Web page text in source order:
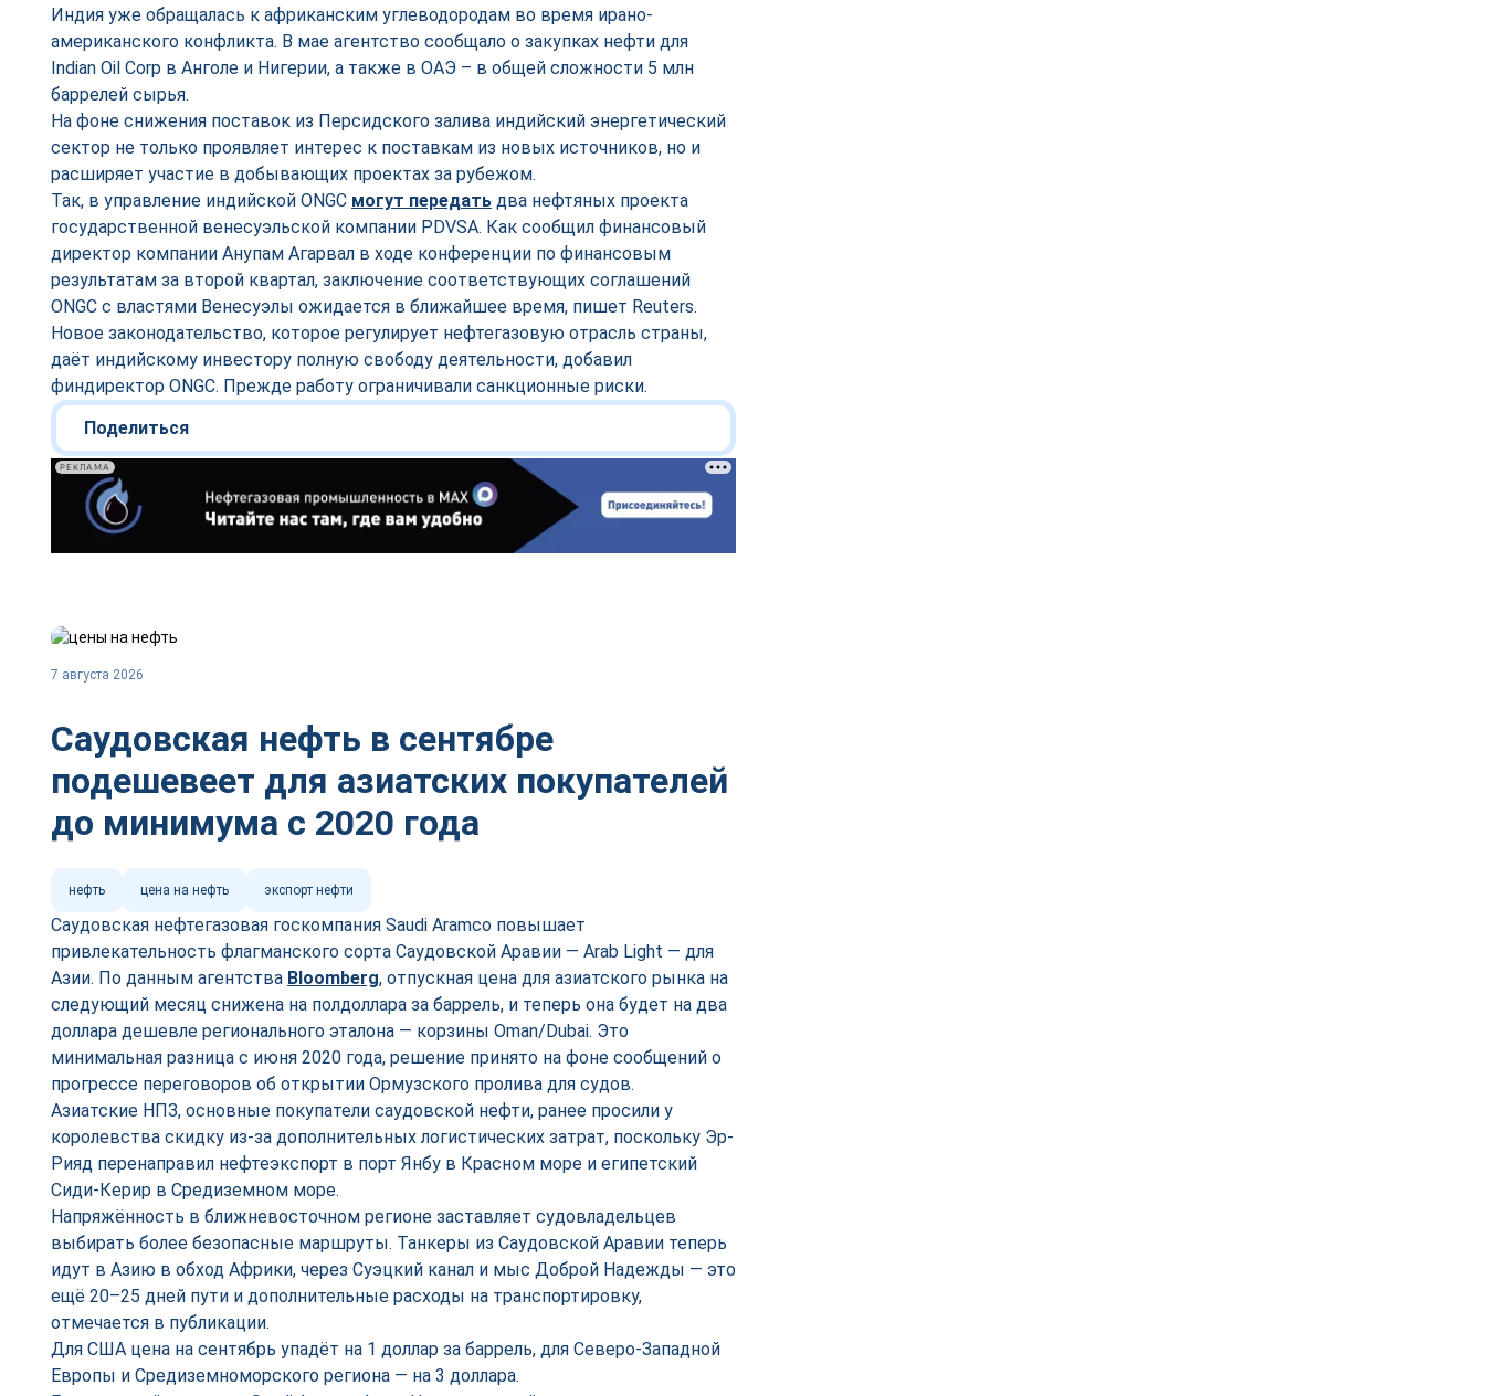
Индия уже обращалась к африканским углеводородам во время ирано-
американского конфликта. В мае агентство сообщало о закупках нефти для
Indian Oil Corp в Анголе и Нигерии, а также в ОАЭ – в общей сложности 5 млн
баррелей сырья.
На фоне снижения поставок из Персидского залива индийский энергетический
сектор не только проявляет интерес к поставкам из новых источников, но и
расширяет участие в добывающих проектах за рубежом.
Так, в управление индийской ONGC могут передать два нефтяных проекта
государственной венесуэльской компании PDVSA. Как сообщил финансовый
директор компании Анупам Агарвал в ходе конференции по финансовым
результатам за второй квартал, заключение соответствующих соглашений
ONGC с властями Венесуэлы ожидается в ближайшее время, пишет Reuters.
Новое законодательство, которое регулирует нефтегазовую отрасль страны,
даёт индийскому инвестору полную свободу деятельности, добавил
финдиректор ONGC. Прежде работу ограничивали санкционные риски.
Поделиться
РЕКЛАМА
7 августа 2026
Саудовская нефть в сентябре
подешевеет для азиатских покупателей
до минимума с 2020 года
нефть цена на нефть экспорт нефти
Саудовская нефтегазовая госкомпания Saudi Aramco повышает
привлекательность флагманского сорта Саудовской Аравии — Arab Light — для
Азии. По данным агентства Bloomberg, отпускная цена для азиатского рынка на
следующий месяц снижена на полдоллара за баррель, и теперь она будет на два
доллара дешевле регионального эталона — корзины Oman/Dubai. Это
минимальная разница с июня 2020 года, решение принято на фоне сообщений о
прогрессе переговоров об открытии Ормузского пролива для судов.
Азиатские НПЗ, основные покупатели саудовской нефти, ранее просили у
королевства скидку из-за дополнительных логистических затрат, поскольку Эр-
Рияд перенаправил нефтеэкспорт в порт Янбу в Красном море и египетский
Сиди-Керир в Средиземном море.
Напряжённость в ближневосточном регионе заставляет судовладельцев
выбирать более безопасные маршруты. Танкеры из Саудовской Аравии теперь
идут в Азию в обход Африки, через Суэцкий канал и мыс Доброй Надежды — это
ещё 20–25 дней пути и дополнительные расходы на транспортировку,
отмечается в публикации.
Для США цена на сентябрь упадёт на 1 доллар за баррель, для Северо-Западной
Европы и Средиземноморского региона — на 3 доллара.